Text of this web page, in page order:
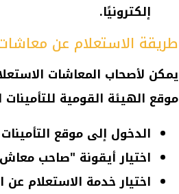
إلكترونيًا.
طريقة الاستعلام عن معاشات
يمكن لأصحاب المعاشات
موقع الهيئة القومية للتأمينات
الدخول إلى موقع
اختيار أيقونة "صاحب
اختيار خدمة الاستعلام